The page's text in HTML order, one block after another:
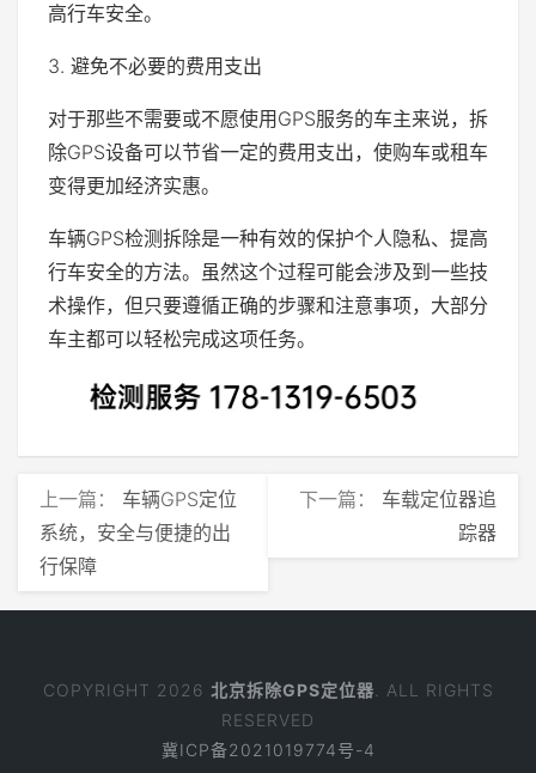
高行车安全。
3. 避免不必要的费用支出
对于那些不需要或不愿使用GPS服务的车主来说，拆
除GPS设备可以节省一定的费用支出，使购车或租车
变得更加经济实惠。
车辆GPS检测拆除是一种有效的保护个人隐私、提高
行车安全的方法。虽然这个过程可能会涉及到一些技
术操作，但只要遵循正确的步骤和注意事项，大部分
车主都可以轻松完成这项任务。
上一篇： 车辆GPS定位
系统，安全与便捷的出
行保障
下一篇： 车载定位器追
踪器
COPYRIGHT 2026 北京拆除GPS定位器 . ALL RIGHTS
RESERVED
冀ICP备2021019774号-4